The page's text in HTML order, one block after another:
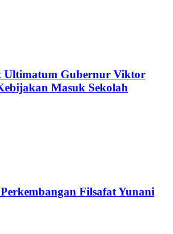
Ultimatum Gubernur Viktor
Masuk Sekolah
Filsafat Yunani